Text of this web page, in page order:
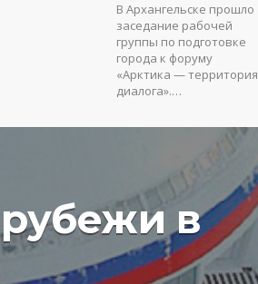
В Архангельске прошло
заседание рабочей
группы по подготовке
города к форуму
«Арктика — территория
диалога».…
в